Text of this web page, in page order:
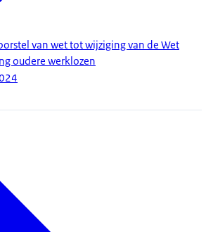
van wet tot wijziging van de Wet
oudere werklozen